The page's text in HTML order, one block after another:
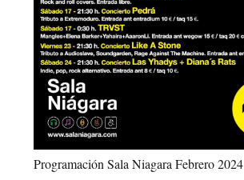
Programación Sala Niagara Febrero 2024